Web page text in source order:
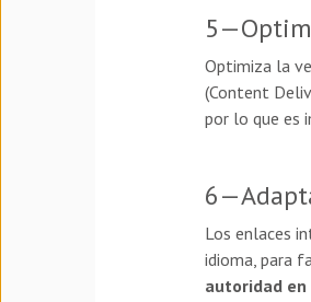
Optimiza la
(Content
por lo que es
Los enlaces
idioma, para
autoridad